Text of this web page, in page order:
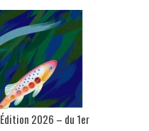
2026 – du 1er